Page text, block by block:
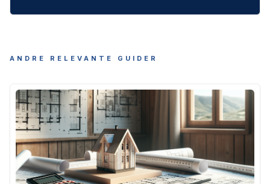
ANDRE RELEVANTE GUIDER